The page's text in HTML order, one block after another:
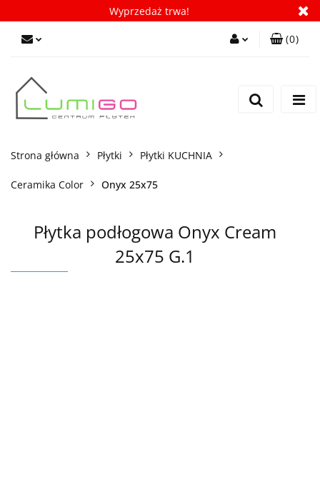
Wyprzedaż trwa!
(0)
Strona główna Płytki Płytki KUCHNIA
Ceramika Color Onyx 25x75
Płytka podłogowa Onyx Cream
25x75 G.1